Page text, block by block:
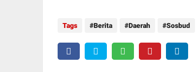
Tags Berita Daerah Sosbud